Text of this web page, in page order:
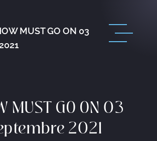
MUST GO ON 03
MUST GO ON 03
2021